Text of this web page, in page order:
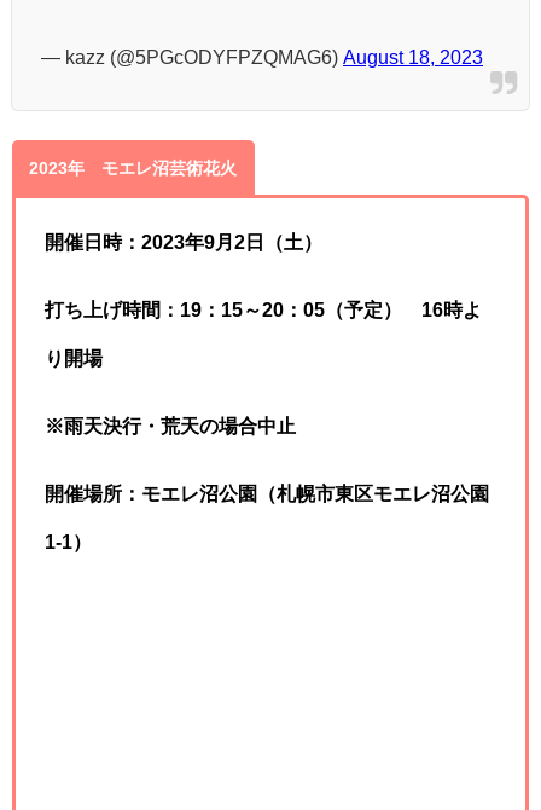
— kazz (@5PGcODYFPZQMAG6) August 18, 2023
2023年 モエレ沼芸術花火
開催日時：2023年9月2日（土）
打ち上げ時間：19：15～20：05（予定） 16時よ
り開場
※雨天決行・荒天の場合中止
開催場所：モエレ沼公園（札幌市東区モエレ沼公園
1-1）